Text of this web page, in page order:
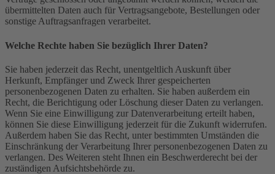
übermittelten Daten auch für Vertragsangebote, Bestellungen oder
sonstige Auftragsanfragen verarbeitet.
Welche Rechte haben Sie bezüglich Ihrer Daten?
Sie haben jederzeit das Recht, unentgeltlich Auskunft über
Herkunft, Empfänger und Zweck Ihrer gespeicherten
personenbezogenen Daten zu erhalten. Sie haben außerdem ein
Recht, die Berichtigung oder Löschung dieser Daten zu verlangen.
Wenn Sie eine Einwilligung zur Datenverarbeitung erteilt haben,
können Sie diese Einwilligung jederzeit für die Zukunft widerrufen.
Außerdem haben Sie das Recht, unter bestimmten Umständen die
Einschränkung der Verarbeitung Ihrer personenbezogenen Daten zu
verlangen. Des Weiteren steht Ihnen ein Beschwerderecht bei der
zuständigen Aufsichtsbehörde zu.